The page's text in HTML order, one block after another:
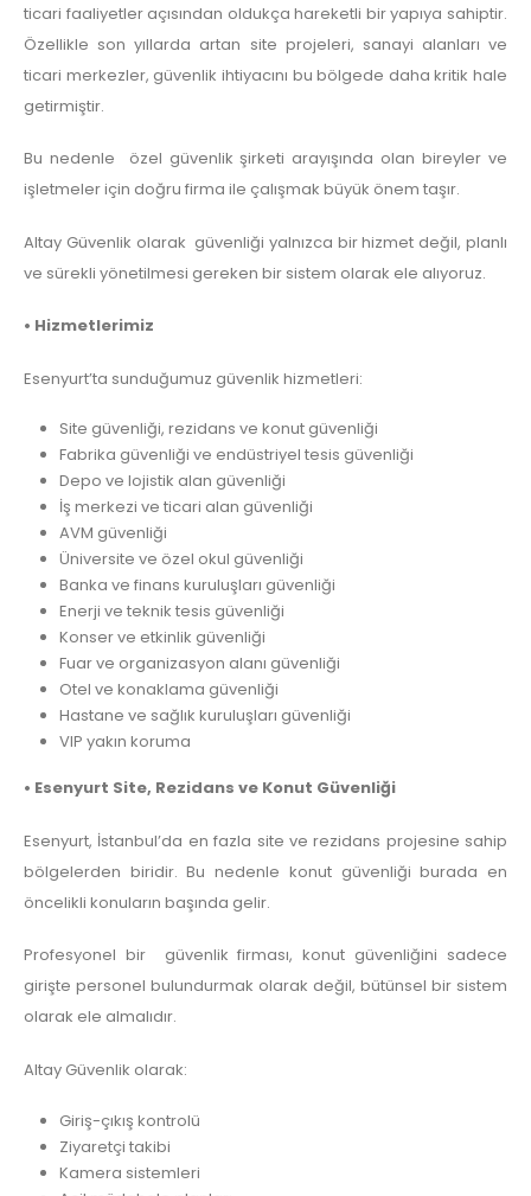
ticari faaliyetler açısından oldukça hareketli bir yapıya sahiptir.
Özellikle son yıllarda artan site projeleri, sanayi alanları ve
ticari merkezler, güvenlik ihtiyacını bu bölgede daha kritik hale
getirmiştir.
Bu nedenle özel güvenlik şirketi arayışında olan bireyler ve
işletmeler için doğru firma ile çalışmak büyük önem taşır.
Altay Güvenlik olarak güvenliği yalnızca bir hizmet değil, planlı
ve sürekli yönetilmesi gereken bir sistem olarak ele alıyoruz.
• Hizmetlerimiz
Esenyurt’ta sunduğumuz güvenlik hizmetleri:
Site güvenliği, rezidans ve konut güvenliği
Fabrika güvenliği ve endüstriyel tesis güvenliği
Depo ve lojistik alan güvenliği
İş merkezi ve ticari alan güvenliği
AVM güvenliği
Üniversite ve özel okul güvenliği
Banka ve finans kuruluşları güvenliği
Enerji ve teknik tesis güvenliği
Konser ve etkinlik güvenliği
Fuar ve organizasyon alanı güvenliği
Otel ve konaklama güvenliği
Hastane ve sağlık kuruluşları güvenliği
VIP yakın koruma
• Esenyurt Site, Rezidans ve Konut Güvenliği
Esenyurt, İstanbul’da en fazla site ve rezidans projesine sahip
bölgelerden biridir. Bu nedenle konut güvenliği burada en
öncelikli konuların başında gelir.
Profesyonel bir güvenlik firması, konut güvenliğini sadece
girişte personel bulundurmak olarak değil, bütünsel bir sistem
olarak ele almalıdır.
Altay Güvenlik olarak:
Giriş-çıkış kontrolü
Ziyaretçi takibi
Kamera sistemleri